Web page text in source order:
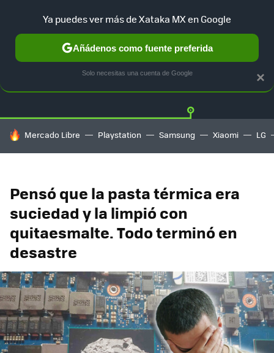
Twitter
HOY SE HABLA DE
Mercado Libre Playstation Samsung Xiaomi LG
Pensó que la pasta térmica era
suciedad y la limpió con
quitaesmalte. Todo terminó en
desastre
×
Ya puedes ver más de Xataka MX en Google
Añádenos como fuente preferida
Solo necesitas una cuenta de Google